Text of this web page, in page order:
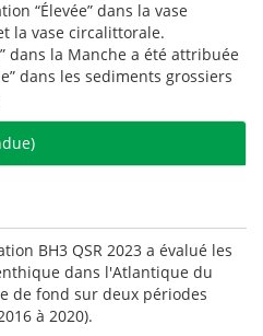
“Élevée” dans la vase
la vase circalittorale.
dans la Manche a été attribuée
dans les sediments grossiers
BH3 QSR 2023 a évalué les
dans l'Atlantique du
de fond sur deux périodes
à 2020).